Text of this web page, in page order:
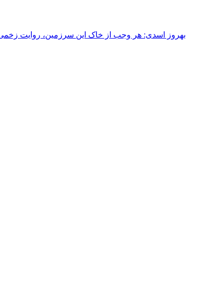
بهروز اسدی: هر وجب از خاک‌ این سرزمین، روایت